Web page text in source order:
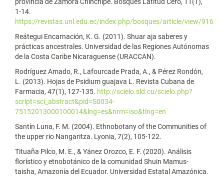
1-14.
https://revistas.unl.edu.ec/index.php/bosques/article/view/916
Reátegui Encarnación, K. G. (2011). Shuar aja saberes y
prácticas ancestrales. Universidad de las Regiones Autónomas
de la Costa Caribe Nicaraguense (URACCAN).
Rodríguez Amado, R., Lafourcade Prada, A., & Pérez Rondón,
L. (2013). Hojas de Psidium guajava L. Revista Cubana de
Farmacia, 47(1), 127-135. http://scielo.sld.cu/scielo.php?
script=sci_abstract&pid=S0034-
75152013000100014&lng=es&nrm=iso&tlng=en
Santín Luna, F. M. (2004). Ethnobotany of the Communities of
the upper rio Nangaritza. Lyonia, 7(2), 105-122.
Tituaña Pilco, M. E., & Yánez Orozco, E. F. (2020). Análisis
florístico y etnobotánico de la comunidad Shuin Mamus-
taisha, Amazonía del Ecuador. Universidad Estatal Amazónica.